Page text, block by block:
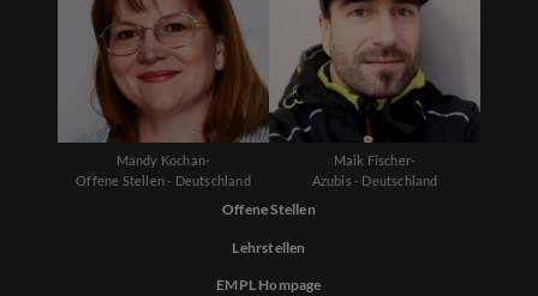
Offene Stellen
Lehrstellen
EMPL Hompage
Mandy Kochan-
Offene Stellen - Deutschland
Maik Fischer-
Azubis - Deutschland